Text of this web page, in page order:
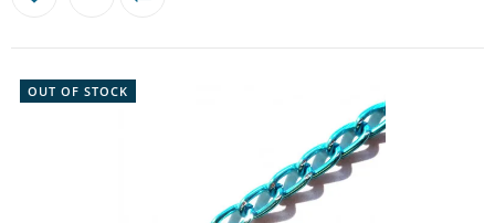
OUT OF STOCK